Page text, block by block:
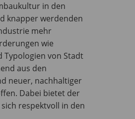
in den
knapper werdenden
mehr
wie
Typologien von Stadt
aus den
neuer, nachhaltiger
Dabei bietet der
respektvoll in den